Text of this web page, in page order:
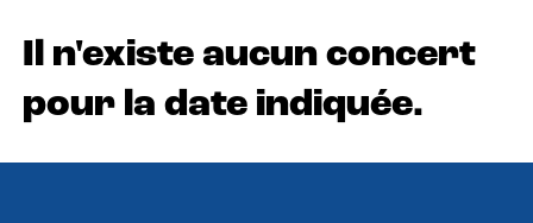
Il n'existe aucun concert
pour la date indiquée.